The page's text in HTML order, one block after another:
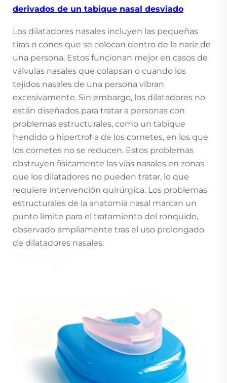
derivados de un tabique nasal desviado
Los dilatadores nasales incluyen las pequeñas
tiras o conos que se colocan dentro de la nariz de
una persona. Estos funcionan mejor en casos de
válvulas nasales que colapsan o cuando los
tejidos nasales de una persona vibran
excesivamente. Sin embargo, los dilatadores no
están diseñados para tratar a personas con
problemas estructurales, como un tabique
hendido o hipertrofia de los cornetes, en los que
los cornetes no se reducen. Estos problemas
obstruyen físicamente las vías nasales en zonas
que los dilatadores no pueden tratar, lo que
requiere intervención quirúrgica. Los problemas
estructurales de la anatomía nasal marcan un
punto límite para el tratamiento del ronquido,
observado ampliamente tras el uso prolongado
de dilatadores nasales.